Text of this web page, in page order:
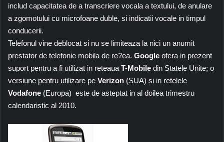
includ capacitatea de a transcriere vocala a textului, de anulare
a zgomotului cu microfoane duble, si indicatii vocale in timpul
conducerii.
Telefonul vine deblocat si nu se limiteaza la nici un anumit
prestator de telefonie mobila de re?ea. Google ofera in prezent
suport pentru a fi utilizat in reteaua T-Mobile din Statele Unite; o
versiune pentru utilizare pe Verizon (SUA) si in retelele
Vodafone (Europa) este de asteptat in al doilea trimestru
calendaristic al 2010.